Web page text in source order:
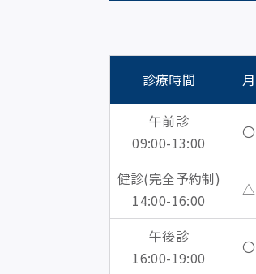
診療時間 月
午前診
09:00-13:00
〇
健診(完全予約制)
14:00-16:00
△
午後診
16:00-19:00
〇